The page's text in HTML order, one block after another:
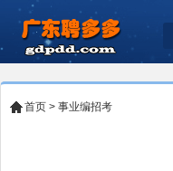
首页 > 事业编招考